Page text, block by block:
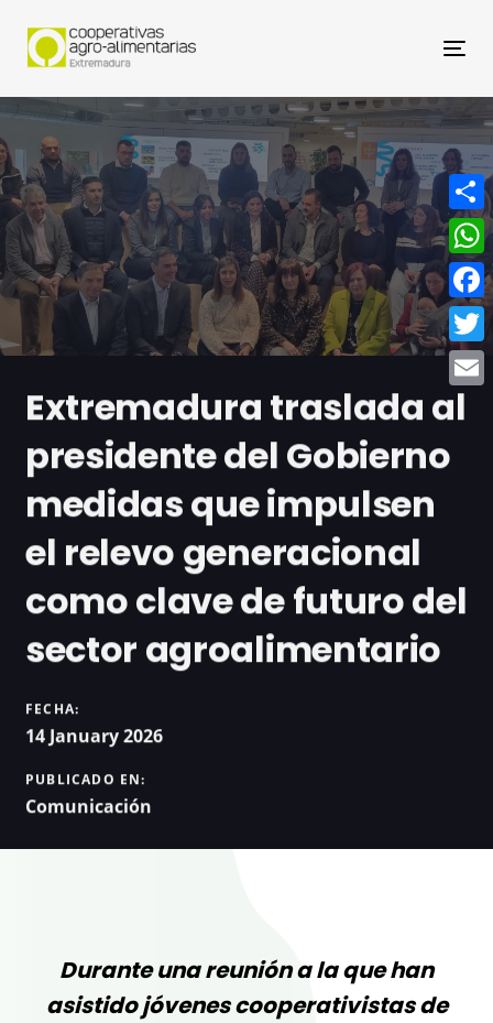
Extremadura traslada al
presidente del Gobierno
medidas que impulsen
el relevo generacional
como clave de futuro del
sector agroalimentario
FECHA:
14 January 2026
PUBLICADO EN:
Comunicación
Durante una reunión a la que han
asistido jóvenes cooperativistas de
Email